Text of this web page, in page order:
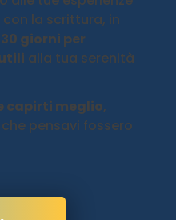
la scrittura, in
giorni per
alla tua serenità
capirti meglio,
pensavi fossero